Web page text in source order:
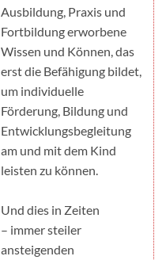
Ausbildung, Praxis und
Fortbildung erworbene
Wissen und Können, das
erst die Befähigung bildet,
um individuelle
Förderung, Bildung und
Entwicklungsbegleitung
am und mit dem Kind
leisten zu können.
Und dies in Zeiten
– immer steiler
ansteigenden